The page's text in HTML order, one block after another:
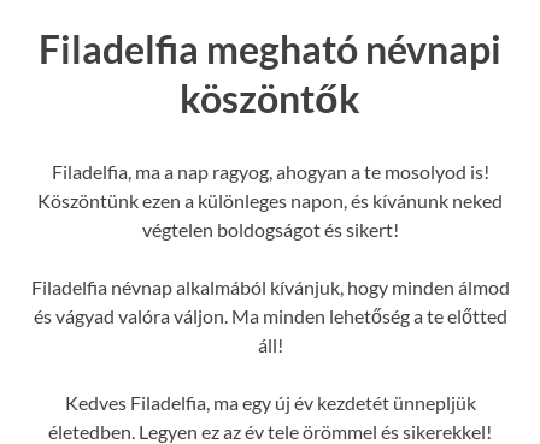
Filadelfia megható névnapi
köszöntők
Filadelfia, ma a nap ragyog, ahogyan a te mosolyod is!
Köszöntünk ezen a különleges napon, és kívánunk neked
végtelen boldogságot és sikert!
Filadelfia névnap alkalmából kívánjuk, hogy minden álmod
és vágyad valóra váljon. Ma minden lehetőség a te előtted
áll!
Kedves Filadelfia, ma egy új év kezdetét ünnepljük
életedben. Legyen ez az év tele örömmel és sikerekkel!